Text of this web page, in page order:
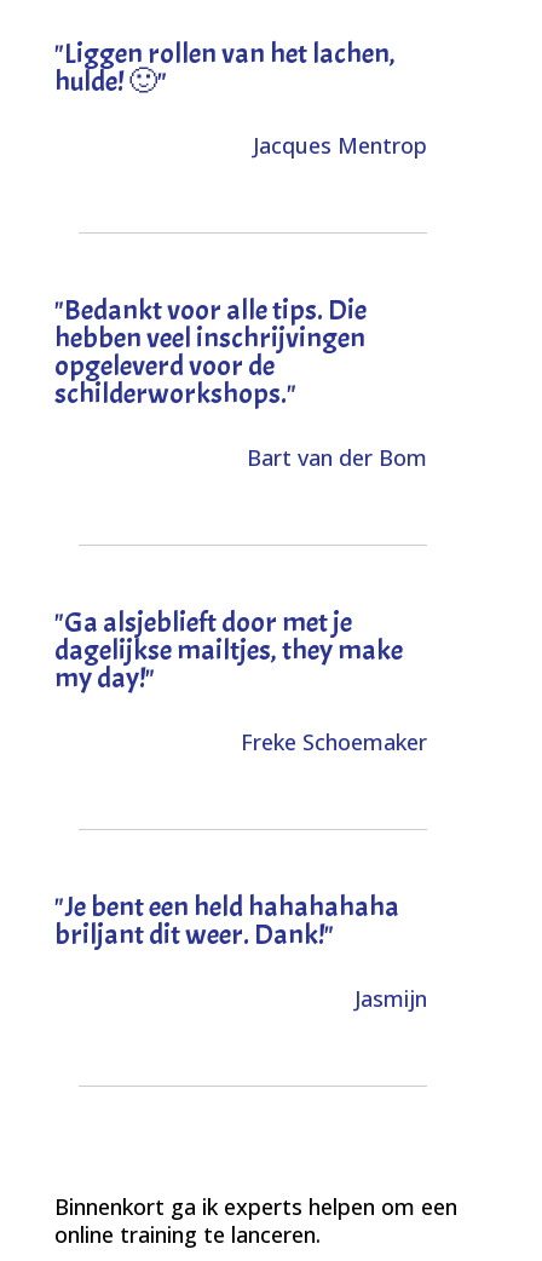
"Liggen rollen van het lachen,
hulde! 🙂"
Jacques Mentrop
"Bedankt voor alle tips. Die
hebben veel inschrijvingen
opgeleverd voor de
schilderworkshops."
Bart van der Bom
"Ga alsjeblieft door met je
dagelijkse mailtjes, they make
my day!"
Freke Schoemaker
"Je bent een held hahahahaha
briljant dit weer. Dank!"
Jasmijn
Binnenkort ga ik experts helpen om een
online training te lanceren.